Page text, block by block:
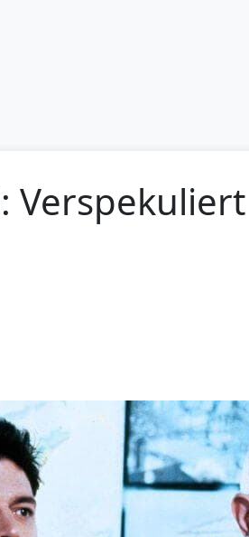
Verspekuliert